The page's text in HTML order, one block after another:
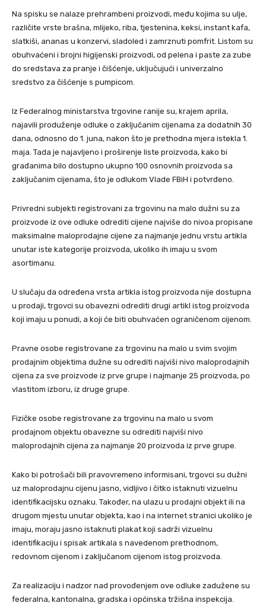
Na spisku se nalaze prehrambeni proizvodi, među kojima su ulje,
različite vrste brašna, mlijeko, riba, tjestenina, keksi, instant kafa,
slatkiši, ananas u konzervi, sladoled i zamrznuti pomfrit. Listom su
obuhvaćeni i brojni higijenski proizvodi, od pelena i paste za zube
do sredstava za pranje i čišćenje, uključujući i univerzalno
sredstvo za čišćenje s pumpicom.
Iz Federalnog ministarstva trgovine ranije su, krajem aprila,
najavili produženje odluke o zaključanim cijenama za dodatnih 30
dana, odnosno do 1. juna, nakon što je prethodna mjera istekla 1.
maja. Tada je najavljeno i proširenje liste proizvoda, kako bi
građanima bilo dostupno ukupno 100 osnovnih proizvoda sa
zaključanim cijenama, što je odlukom Vlade FBiH i potvrđeno.
Privredni subjekti registrovani za trgovinu na malo dužni su za
proizvode iz ove odluke odrediti cijene najviše do nivoa propisane
maksimalne maloprodajne cijene za najmanje jednu vrstu artikla
unutar iste kategorije proizvoda, ukoliko ih imaju u svom
asortimanu.
U slučaju da određena vrsta artikla istog proizvoda nije dostupna
u prodaji, trgovci su obavezni odrediti drugi artikl istog proizvoda
koji imaju u ponudi, a koji će biti obuhvaćen ograničenom cijenom.
Pravne osobe registrovane za trgovinu na malo u svim svojim
prodajnim objektima dužne su odrediti najviši nivo maloprodajnih
cijena za sve proizvode iz prve grupe i najmanje 25 proizvoda, po
vlastitom izboru, iz druge grupe.
Fizičke osobe registrovane za trgovinu na malo u svom
prodajnom objektu obavezne su odrediti najviši nivo
maloprodajnih cijena za najmanje 20 proizvoda iz prve grupe.
Kako bi potrošači bili pravovremeno informisani, trgovci su dužni
uz maloprodajnu cijenu jasno, vidljivo i čitko istaknuti vizuelnu
identifikacijsku oznaku. Također, na ulazu u prodajni objekt ili na
drugom mjestu unutar objekta, kao i na internet stranici ukoliko je
imaju, moraju jasno istaknuti plakat koji sadrži vizuelnu
identifikaciju i spisak artikala s navedenom prethodnom,
redovnom cijenom i zaključanom cijenom istog proizvoda.
Za realizaciju i nadzor nad provođenjem ove odluke zadužene su
federalna, kantonalna, gradska i općinska tržišna inspekcija.